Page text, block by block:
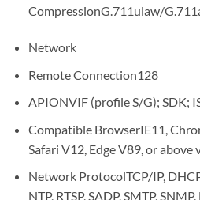
CompressionG.711ulaw/
Network
Remote Connection128
APIONVIF (profile S/G); SDK;
Compatible BrowserIE11,
Safari V12, Edge V89, or above
Network ProtocolTCP/IP,
NTP, RTSP, SADP, SMTP,